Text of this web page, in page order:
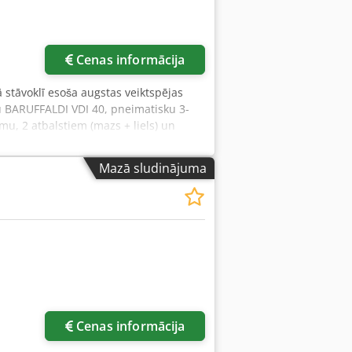
Cenas informācija
esoša augstas veiktspējas
VDI 40, pneimatisku 3-
2 atbalstiem (mazs + liels) un
Challenger BNC 26160X
350 mm Centru attālums:
uz garenslīdes: 450 mm Maksimālais
caurums: 82 mm Vārpstas
7350 x 2450 x 2050 mm Iekārtas
CNC 8055 TC-A ar alfanumērisku
o 2 elektroniskas rokas rites •
pozīciju rīku turētājs BARUFFALDI TB
x mazs, 1 x liels) • Automātiska
• Atbalsta vārpsta ar hidrauliski
Volz Werkzeugmaschinen
Mazā sludinājuma
Cenas informācija